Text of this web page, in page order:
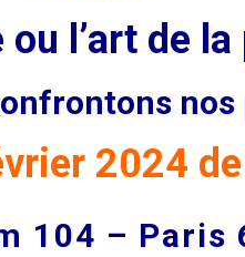
l’art de
nos
2024
104 – Paris